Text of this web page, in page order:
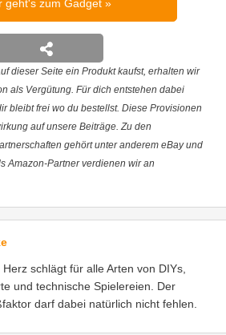
geht's zum Gadget
dieser Seite ein Produkt kaufst, erhalten wir
als Vergütung. Für dich entstehen dabei
bleibt frei wo du bestellst. Diese Provisionen
auf unsere Beiträge. Zu den
gehört unter anderem eBay und
Amazon-Partner verdienen wir an
Herz schlägt für alle Arten von DIYs,
und technische Spielereien. Der
darf dabei natürlich nicht fehlen.